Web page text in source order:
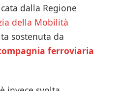
dalla Regione
della Mobilità
sostenuta da
ferroviaria